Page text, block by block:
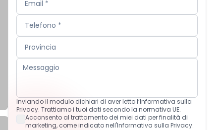
Inviando il modulo dichiari di aver letto l’Informativa sulla
Privacy. Trattiamo i tuoi dati secondo la normativa UE.
Acconsento al trattamento dei miei dati per finalità di
marketing, come indicato nell'Informativa sulla Privacy.